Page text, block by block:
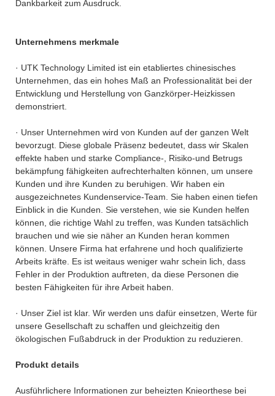
Dankbarkeit zum Ausdruck.
Unternehmens merkmale
· UTK Technology Limited ist ein etabliertes chinesisches
Unternehmen, das ein hohes Maß an Professionalität bei der
Entwicklung und Herstellung von Ganzkörper-Heizkissen
demonstriert.
· Unser Unternehmen wird von Kunden auf der ganzen Welt
bevorzugt. Diese globale Präsenz bedeutet, dass wir Skalen
effekte haben und starke Compliance-, Risiko-und Betrugs
bekämpfung fähigkeiten aufrechterhalten können, um unsere
Kunden und ihre Kunden zu beruhigen. Wir haben ein
ausgezeichnetes Kundenservice-Team. Sie haben einen tiefen
Einblick in die Kunden. Sie verstehen, wie sie Kunden helfen
können, die richtige Wahl zu treffen, was Kunden tatsächlich
brauchen und wie sie näher an Kunden heran kommen
können. Unsere Firma hat erfahrene und hoch qualifizierte
Arbeits kräfte. Es ist weitaus weniger wahr schein lich, dass
Fehler in der Produktion auftreten, da diese Personen die
besten Fähigkeiten für ihre Arbeit haben.
· Unser Ziel ist klar. Wir werden uns dafür einsetzen, Werte für
unsere Gesellschaft zu schaffen und gleichzeitig den
ökologischen Fußabdruck in der Produktion zu reduzieren.
Produkt details
Ausführlichere Informationen zur beheizten Knieorthese bei